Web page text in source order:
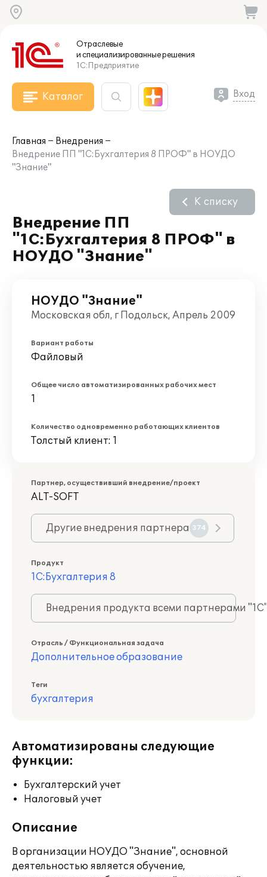
Отраслевые
и специализированныерешения
1С:Предприятие
Каталог Вход
Главная
Внедрения
Внедрение ПП "1С:Бухгалтерия 8 ПРОФ" в НОУДО
"Знание"
Внедрение ПП
"1С:Бухгалтерия 8 ПРОФ" в
НОУДО "Знание"
К списку
НОУДО "Знание"
Московская обл, г Подольск, Апрель 2009
Вариант работы
Файловый
Общее число автоматизированных рабочих мест
1
Количество одновременно работающих клиентов
Толстый клиент: 1
Партнер, осуществивший внедрение/проект
ALT-SOFT
Другие внедрения партнера 374
Продукт
1С:Бухгалтерия 8
Внедрения продукта всеми партнерами
Отрасль / Функциональная задача
Дополнительное образование
Теги
бухгалтерия
Автоматизированы следующие
функции:
Бухгалтерский учет
Налоговый учет
Описание
В организации НОУДО "Знание", основной
деятельностью является обучение,